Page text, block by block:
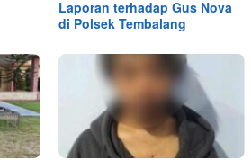
Laporan terhadap Gus Nova
di Polsek Tembalang